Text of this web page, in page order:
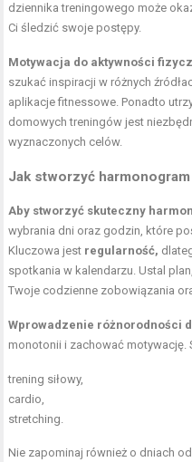
dziennika treningowego może
Ci śledzić swoje postępy.
Motywacja do aktywności
szukać inspiracji w różnych
aplikacje fitnessowe. Ponadto
domowych treningów jest
wyznaczonych celów.
Jak stworzyć
Aby stworzyć skuteczny
wybrania dni oraz godzin, które
Kluczowa jest regularność,
spotkania w kalendarzu. Ustal
Twoje codzienne zobowiązania
Wprowadzenie różnorodności
monotonii i zachować motywację.
trening siłowy,
cardio,
stretching.
Nie zapominaj również o dniach